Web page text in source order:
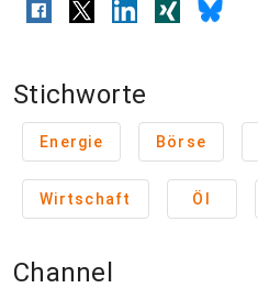
Stichworte
Energie Börse
Wirtschaft Öl
Channel